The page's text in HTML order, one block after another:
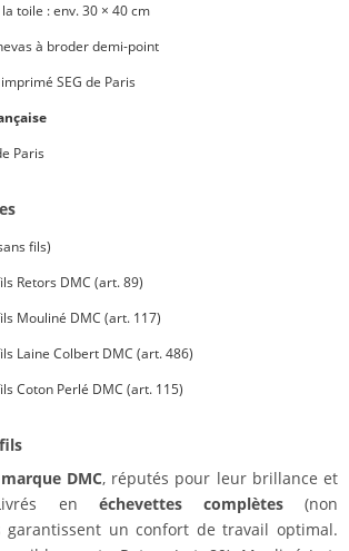
toile : env. 30 × 40 cm
à broder demi-point
SEG de Paris
Paris
fils)
Retors DMC (art. 89)
Mouliné DMC (art. 117)
Laine Colbert DMC (art. 486)
Coton Perlé DMC (art. 115)
marque DMC, réputés pour leur brillance et
en échevettes complètes(non
garantissent un confort de travail optimal.